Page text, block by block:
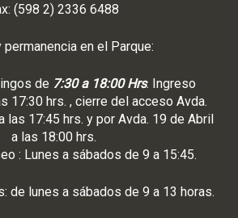
(598 2) 2336 6488
permanencia en el Parque:
de 7:30 a 18:00 Hrs. Ingreso
17:30 hrs. , cierre del acceso Avda.
las 17:45 hrs. y por Avda. 19 de Abril
a las 18:00 hrs.
: Lunes a sábados de 9 a 15:45.
de lunes a sábados de 9 a 13 horas.